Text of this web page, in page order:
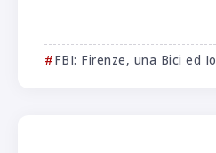
FBI: Firenze, una Bici ed Io